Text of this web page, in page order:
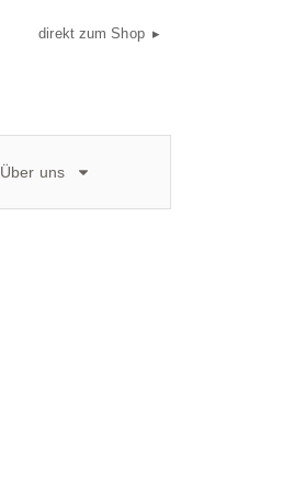
direkt zum Shop ▸
Über uns